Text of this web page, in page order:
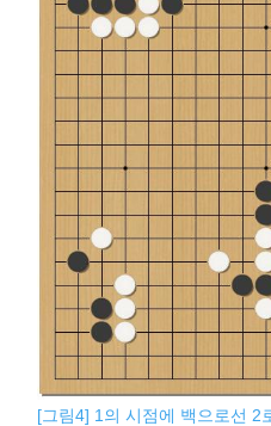
[그림4] 1의 시점에 백으로선 2